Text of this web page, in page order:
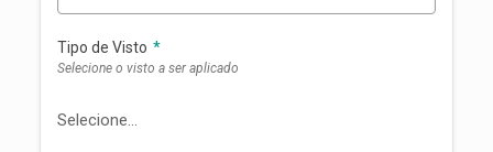
Tipo de Visto *
Selecione o visto a ser aplicado